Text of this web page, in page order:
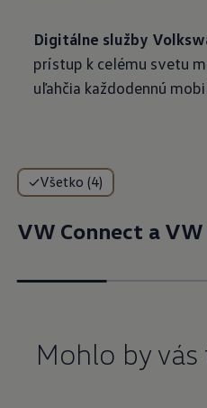
Digitálne služby
prístup k celému svetu
uľahčia každodennú
Všetko (4)
VW Connect a
Mohlo by vás